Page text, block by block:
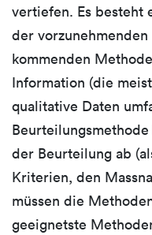
vertiefen. Es besteht
der
kommenden
Information (die
qualitative Daten
der Beurteilung ab
Kriterien, den
müssen die
geeignetste